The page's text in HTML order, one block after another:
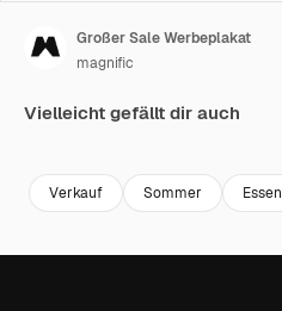
Großer Sale Werbeplakat
magnific
Vielleicht gefällt dir auch
Verkauf Sommer Essen